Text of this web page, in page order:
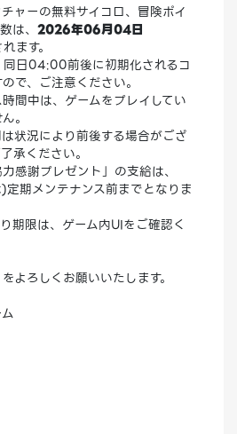
ャーの無料サイコロ、冒険ポイ
は、 2026年06月04日
ます。
04:00前後に初期化されるコ
で、ご注意ください。
間中は、ゲームをプレイしてい
。
状況により前後する場合がござ
承ください。
感謝プレゼント」の支給は、
期メンテナンス前までとなりま
限は、ゲーム内UIをご確認く
よろしくお願いいたします。